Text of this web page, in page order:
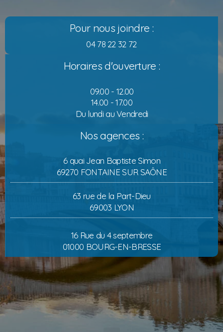
Pour nous joindre :
04 78 22 32 72
Horaires d'ouverture :
09.00 - 12.00
14.00 - 17.00
Du lundi au Vendredi
Nos agences :
6 quai Jean Baptiste Simon
69270 FONTAINE SUR SAÔNE
63 rue de la Part-Dieu
69003 LYON
16 Rue du 4 septembre
01000 BOURG-EN-BRESSE